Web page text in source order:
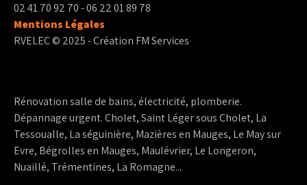
02 41 70 92 70 - 06 22 01 89 78
Mentions Légales
RVELEC © 2025 - Création FM Services
Rénovation salle de bains, électricité, plomberie.
Dépannage urgent. Cholet, Saint Léger sous Cholet, La
Tessoualle, La séguinière, Mazières en Mauges, Le May sur
Evre, Bégrolles en Mauges, Maulévrier, Le Longeron,
Nuaillé, Trémentines, La Romagne...